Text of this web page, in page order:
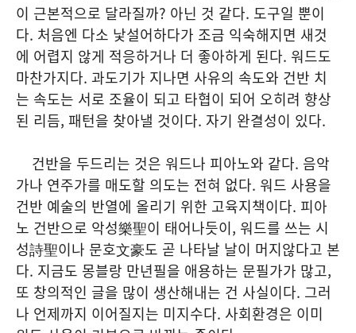
이 근본적으로 달라질까? 아닌 것 같다. 도구일 뿐이
다. 처음엔 다소 낯설어하다가 조금 익숙해지면 새것
에 어렵지 않게 적응하거나 더 좋아하게 된다. 워드도
마찬가지다. 과도기가 지나면 사유의 속도와 건반 치
는 속도는 서로 조율이 되고 타협이 되어 오히려 향상
된 리듬, 패턴을 찾아낼 것이다. 자기 완결성이 있다.
건반을 두드리는 것은 워드나 피아노와 같다. 음악
가나 연주가를 매도할 의도는 전혀 없다. 워드 사용을
건반 예술의 반열에 올리기 위한 고육지책이다. 피아
노 건반으로 악성樂聖이 태어나듯이, 워드를 쓰는 시
성詩聖이나 문호文豪도 곧 나타날 날이 머지않다고 본
다. 지금도 몽블랑 만년필을 애용하는 문필가가 많고,
또 창의적인 글을 많이 생산해내는 건 사실이다. 그러
나 언제까지 이어질지는 미지수다. 사회환경은 이미